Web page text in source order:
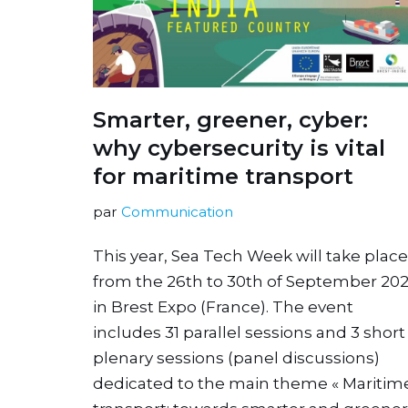
Smarter, greener, cyber:
why cybersecurity is vital
for maritime transport
par Communication
This year, Sea Tech Week will take place
from the 26th to 30th of September
in Brest Expo (France). The event
includes 31 parallel sessions and 3 short
plenary sessions (panel discussions)
dedicated to the main theme «